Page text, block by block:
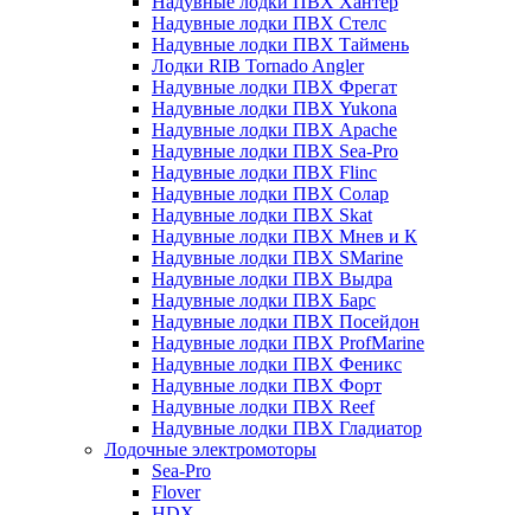
Надувные лодки ПВХ Стелс
Надувные лодки ПВХ Таймень
Лодки RIB Tornado Angler
Надувные лодки ПВХ Фрегат
Надувные лодки ПВХ Yukona
Надувные лодки ПВХ Apache
Надувные лодки ПВХ Sea-Pro
Надувные лодки ПВХ Flinc
Надувные лодки ПВХ Солар
Надувные лодки ПВХ Skat
Надувные лодки ПВХ Мнев и К
Надувные лодки ПВХ SMarine
Надувные лодки ПВХ Выдра
Надувные лодки ПВХ Барс
Надувные лодки ПВХ Посейдон
Надувные лодки ПВХ ProfMarine
Надувные лодки ПВХ Феникс
Надувные лодки ПВХ Форт
Надувные лодки ПВХ Reef
Надувные лодки ПВХ Гладиатор
Лодочные электромоторы
Sea-Pro
Flover